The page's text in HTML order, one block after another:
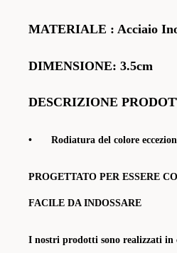
MATERIALE : Acciaio
DIMENSIONE: 3.5cm
DESCRIZIONE
• Rodiatura del colore
PROGETTATO PER ESSERE
FACILE DA INDOSSARE
I nostri prodotti sono realizzati in